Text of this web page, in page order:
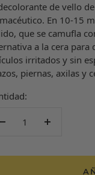
de vello
En 10-15
que se camufla
a la cera
irritados y sin
piernas, axilas y
Decrecer
Aumentar